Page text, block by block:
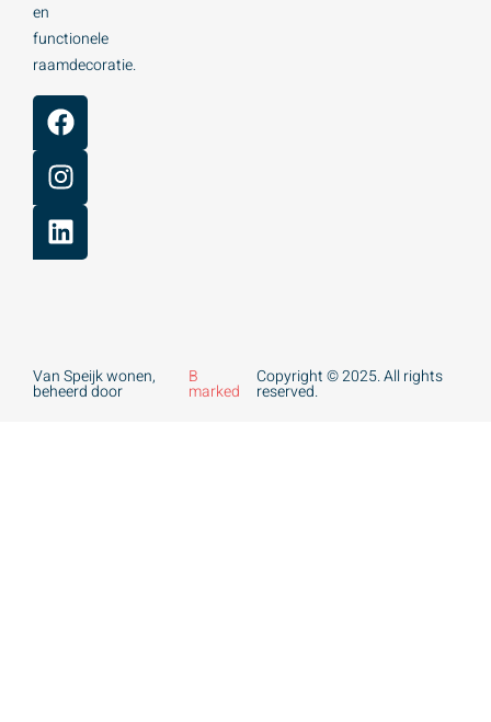
en
functionele
raamdecoratie.
Van Speijk wonen,
beheerd door
B
marked
Copyright © 2025. All rights
reserved.